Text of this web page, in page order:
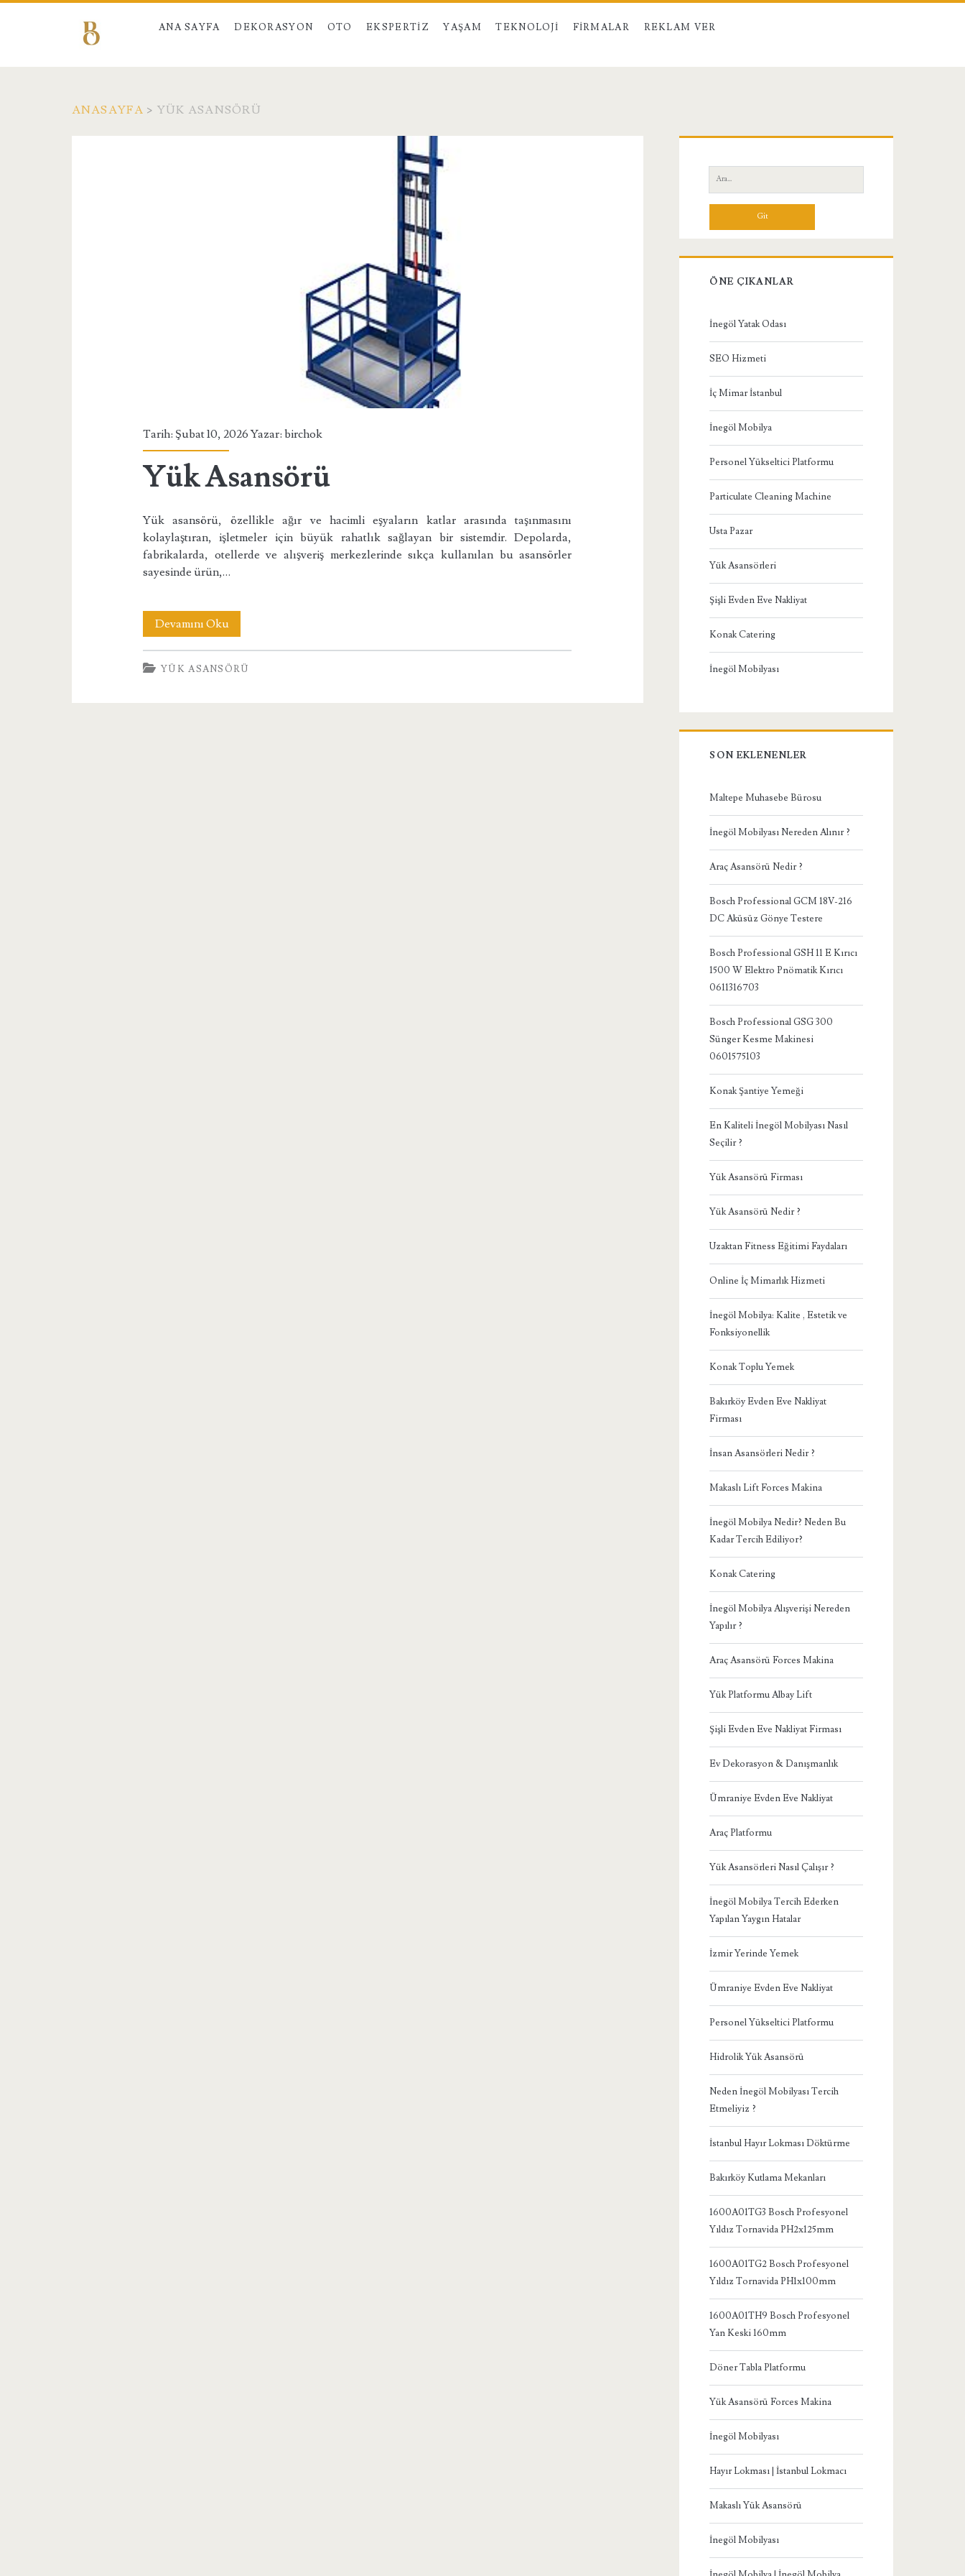
ANA SAYFA DEKORASYON OTO EKSPERTIZ YAŞAM TEKNOLOJI FIRMALAR REKLAM VER
ANASAYFA > YÜK ASANSÖRÜ
Tarih: Şubat 10, 2026 Yazar:birchok
Yük Asansörü
Yük asansörü, özellikle ağır ve hacimli eşyaların katlar arasında taşınmasını
kolaylaştıran, işletmeler için büyük rahatlık sağlayan bir sistemdir. Depolarda,
fabrikalarda, otellerde ve alışveriş merkezlerinde sıkça kullanılan bu asansörler
sayesinde ürün,…
Devamını OkuYük
Asansörü
YÜK ASANSÖRÜ
Yan
Menü
Ara:
ÖNE ÇIKANLAR
İnegöl Yatak Odası
SEO Hizmeti
İç Mimar İstanbul
İnegöl Mobilya
Personel Yükseltici Platformu
Particulate Cleaning Machine
Usta Pazar
Yük Asansörleri
Şişli Evden Eve Nakliyat
Konak Catering
İnegöl Mobilyası
SON EKLENENLER
Maltepe Muhasebe Bürosu
İnegöl Mobilyası Nereden Alınır ?
Araç Asansörü Nedir ?
Bosch Professional GCM 18V-216
DC Aküsüz Gönye Testere
Bosch Professional GSH 11 E Kırıcı
1500 W Elektro Pnömatik Kırıcı
0611316703
Bosch Professional GSG 300
Sünger Kesme Makinesi
0601575103
Konak Şantiye Yemeği
En Kaliteli İnegöl Mobilyası Nasıl
Seçilir ?
Yük Asansörü Firması
Yük Asansörü Nedir ?
Uzaktan Fitness Eğitimi Faydaları
Online İç Mimarlık Hizmeti
İnegöl Mobilya: Kalite , Estetik ve
Fonksiyonellik
Konak Toplu Yemek
Bakırköy Evden Eve Nakliyat
Firması
İnsan Asansörleri Nedir ?
Makaslı Lift Forces Makina
İnegöl Mobilya Nedir? Neden Bu
Kadar Tercih Ediliyor?
Konak Catering
İnegöl Mobilya Alışverişi Nereden
Yapılır ?
Araç Asansörü Forces Makina
Yük Platformu Albay Lift
Şişli Evden Eve Nakliyat Firması
Ev Dekorasyon & Danışmanlık
Ümraniye Evden Eve Nakliyat
Araç Platformu
Yük Asansörleri Nasıl Çalışır ?
İnegöl Mobilya Tercih Ederken
Yapılan Yaygın Hatalar
İzmir Yerinde Yemek
Ümraniye Evden Eve Nakliyat
Personel Yükseltici Platformu
Hidrolik Yük Asansörü
Neden İnegöl Mobilyası Tercih
Etmeliyiz ?
İstanbul Hayır Lokması Döktürme
Bakırköy Kutlama Mekanları
1600A01TG3 Bosch Profesyonel
Yıldız Tornavida PH2x125mm
1600A01TG2 Bosch Profesyonel
Yıldız Tornavida PH1x100mm
1600A01TH9 Bosch Profesyonel
Yan Keski 160mm
Döner Tabla Platformu
Yük Asansörü Forces Makina
İnegöl Mobilyası
Hayır Lokması | İstanbul Lokmacı
Makaslı Yük Asansörü
İnegöl Mobilyası